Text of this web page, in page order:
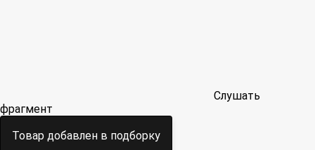
Слушать
фрагмент
Товар добавлен в подборку